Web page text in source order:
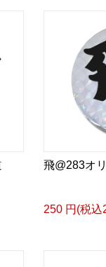
飛@283オ
250 円(税込